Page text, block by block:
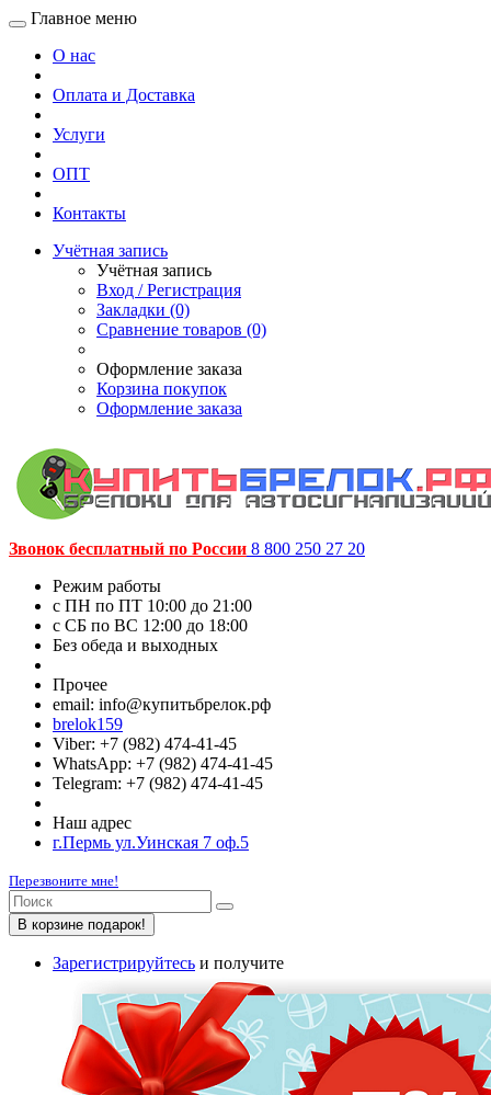
Главное меню
О нас
Оплата и Доставка
Услуги
ОПТ
Контакты
Учётная запись
Учётная запись
Вход / Регистрация
Закладки (0)
Сравнение товаров (0)
Оформление заказа
Корзина покупок
Оформление заказа
Звонок бесплатный по России 8 800 250 27 20
Режим работы
c ПН по ПТ 10:00 до 21:00
c СБ по ВС 12:00 до 18:00
Без обеда и выходных
Прочее
email: info@купитьбрелок.рф
brelok159
Viber: +7 (982) 474-41-45
WhatsApp: +7 (982) 474-41-45
Telegram: +7 (982) 474-41-45
Наш адрес
г.Пермь ул.Уинская 7 оф.5
Перезвоните мне!
В корзине подарок!
Зарегистрируйтесь и получите